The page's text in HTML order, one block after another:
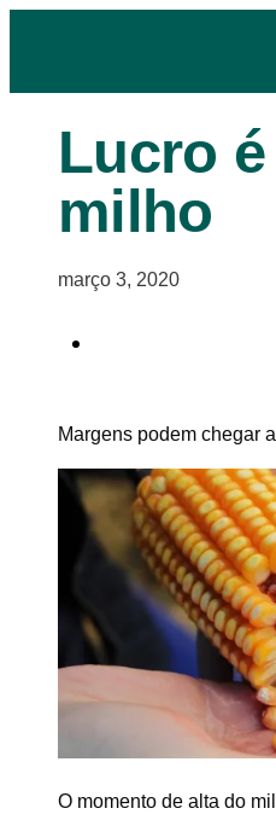
Lucro
milho
março 3, 2020
Margens podem chegar
O momento de alta do